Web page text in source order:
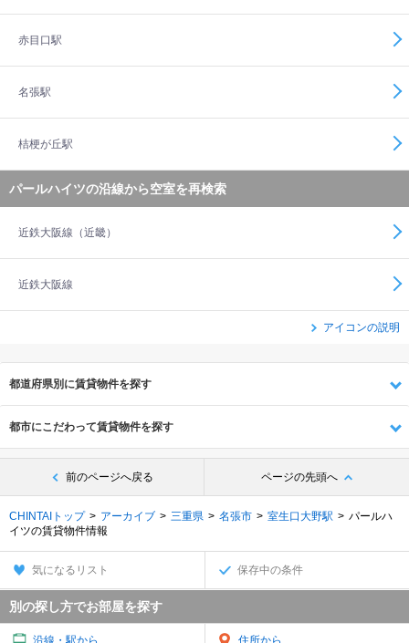
赤目口駅
名張駅
桔梗が丘駅
パールハイツの沿線から空室を再検索
近鉄大阪線（近畿）
近鉄大阪線
アイコンの説明
都道府県別に賃貸物件を探す
都市にこだわって賃貸物件を探す
前のページへ戻る ページの先頭へ
CHINTAIトップ アーカイブ 三重県 名張市 室生口大野駅
パールハ
イツの賃貸物件情報
気になるリスト 保存中の条件
別の探し方でお部屋を探す
沿線・駅から 住所から